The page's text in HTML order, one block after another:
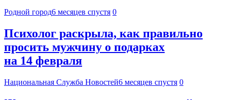
Родной город6 месяцев спустя 0
Психолог раскрыла, как правильно
просить мужчину о подарках
на 14 февраля
Национальная Служба Новостей6 месяцев спустя 0